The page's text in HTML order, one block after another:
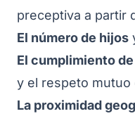
preceptiva a partir
El número de hijos
El cumplimiento
y el respeto
La proximidad